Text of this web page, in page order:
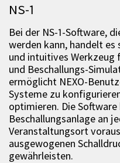
NS-1
Bei der NS-1-Software,
werden kann, handelt
und intuitives
und Beschallungs-
ermöglicht NEXO-
Systeme zu
optimieren. Die
Beschallungsanlage an
Veranstaltungsort
ausgewogenen
gewährleisten.